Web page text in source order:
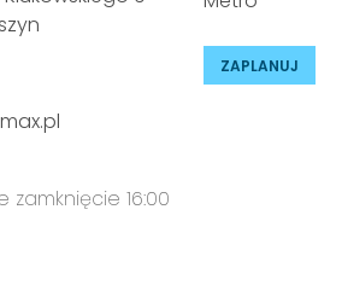
zamknięcie 16:00
ZAPLANUJ